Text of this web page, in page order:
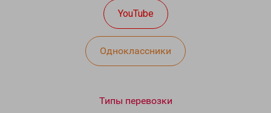
YouTube
Одноклассники
Типы перевозки